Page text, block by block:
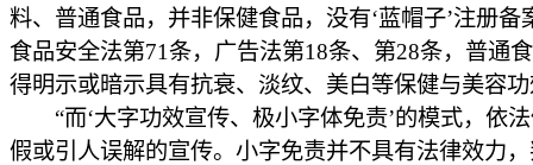
料、普通食品，并非保健食品，没有‘蓝帽子’注册备
食品安全法第71条，广告法第18条、第28条，普通
得明示或暗示具有抗衰、淡纹、美白等保健与美容功
“而‘大字功效宣传、极小字体免责’的模式，依
假或引人误解的宣传。小字免责并不具有法律效力